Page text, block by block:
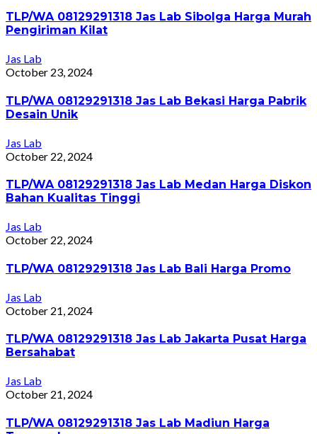
TLP/WA 08129291318 Jas Lab Sibolga Harga Murah
Pengiriman Kilat
Jas Lab
October 23, 2024
TLP/WA 08129291318 Jas Lab Bekasi Harga Pabrik
Desain Unik
Jas Lab
October 22, 2024
TLP/WA 08129291318 Jas Lab Medan Harga Diskon
Bahan Kualitas Tinggi
Jas Lab
October 22, 2024
TLP/WA 08129291318 Jas Lab Bali Harga Promo
Jas Lab
October 21, 2024
TLP/WA 08129291318 Jas Lab Jakarta Pusat Harga
Bersahabat
Jas Lab
October 21, 2024
TLP/WA 08129291318 Jas Lab Madiun Harga